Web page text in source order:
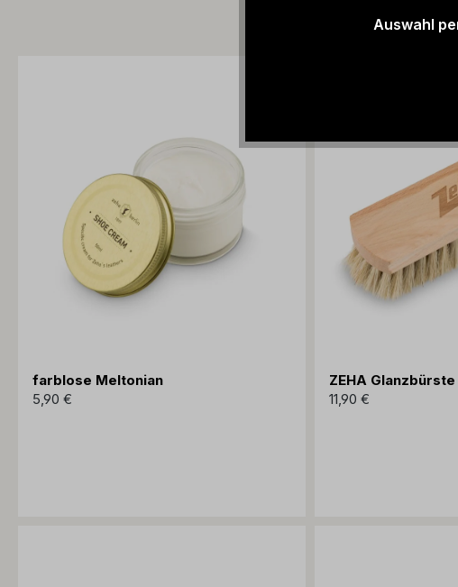
farblose Meltonian
5,90 €
ZEHA Glanzbürste
11,90 €
Auswahl